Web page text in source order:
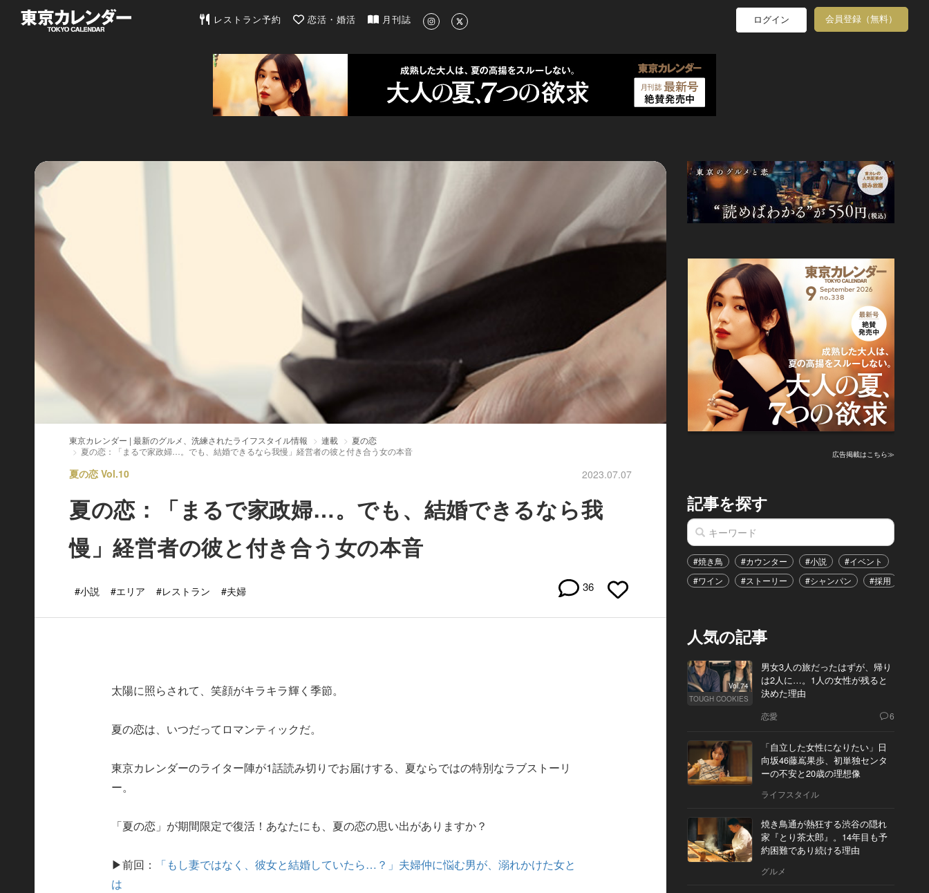
東京カレンダー | 最新のグルメ、洗練されたライフスタイル情報
レストラン予約 恋活・婚活 月刊誌 ログイン 会員登録（無料）
東京カレンダー | 最新のグルメ、洗練されたライフスタイル情報 連載
夏の恋
夏の恋：「まるで家政婦…。でも、結婚できるなら我慢」経営者の彼と付き合う女の本音
夏の恋 Vol.10 2023.07.07
夏の恋：「まるで家政婦…。でも、結婚できるなら我
慢」経営者の彼と付き合う女の本音
#小説 #エリア #レストラン #夫婦 36
太陽に照らされて、笑顔がキラキラ輝く季節。
夏の恋は、いつだってロマンティックだ。
東京カレンダーのライター陣が1話読み切りでお届けする、夏ならではの特別なラブストーリ
ー。
「夏の恋」が期間限定で復活！あなたにも、夏の恋の思い出がありますか？
▶前回：
「もし妻ではなく、彼女と結婚していたら…？」夫婦仲に悩む男が、溺れかけた女と
は
広告掲載はこちら≫
記事を探す
#焼き鳥 #カウンター #小説 #イベント
#ワイン
#ストーリー #シャンパン #採用
人気の記事
Vol.74
TOUGH COOKIES
男女3人の旅だったはずが、帰り
は2人に…。1人の女性が残ると
決めた理由
恋愛 6
「自立した女性になりたい」日
向坂46藤嶌果歩、初単独センタ
ーの不安と20歳の理想像
ライフスタイル
焼き鳥通が熱狂する渋谷の隠れ
家『とり茶太郎』。14年目も予
約困難であり続ける理由
グルメ